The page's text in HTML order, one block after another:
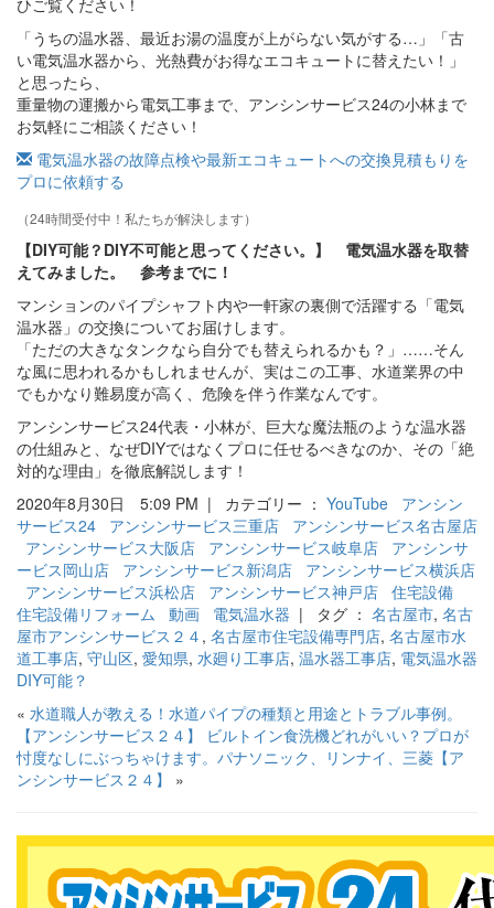
ひご覧ください！
「うちの温水器、最近お湯の温度が上がらない気がする…」「古
い電気温水器から、光熱費がお得なエコキュートに替えたい！」
と思ったら、
重量物の運搬から電気工事まで、アンシンサービス24の小林まで
お気軽にご相談ください！
電気温水器の故障点検や最新エコキュートへの交換見積もりを
プロに依頼する
（24時間受付中！私たちが解決します）
【DIY可能？DIY不可能と思ってください。】 電気温水器を取替
えてみました。 参考までに！
マンションのパイプシャフト内や一軒家の裏側で活躍する「電気
温水器」の交換についてお届けします。
「ただの大きなタンクなら自分でも替えられるかも？」……そん
な風に思われるかもしれませんが、実はこの工事、水道業界の中
でもかなり難易度が高く、危険を伴う作業なんです。
アンシンサービス24代表・小林が、巨大な魔法瓶のような温水器
の仕組みと、なぜDIYではなくプロに任せるべきなのか、その「絶
対的な理由」を徹底解説します！
2020年8月30日 5:09 PM | カテゴリー ： YouTube
アンシン
サービス24
アンシンサービス三重店
アンシンサービス名古屋店
アンシンサービス大阪店
アンシンサービス岐阜店
アンシンサ
ービス岡山店
アンシンサービス新潟店
アンシンサービス横浜店
アンシンサービス浜松店
アンシンサービス神戸店 住宅設備
住宅設備リフォーム
動画 電気温水器 | タグ ： 名古屋市, 名古
屋市アンシンサービス２４ , 名古屋市住宅設備専門店, 名古屋市水
道工事店, 守山区, 愛知県, 水廻り工事店, 温水器工事店, 電気温水器
DIY可能？
« 水道職人が教える！水道パイプの種類と用途とトラブル事例。
【アンシンサービス２４】
ビルトイン食洗機どれがいい？プロが
忖度なしにぶっちゃけます。パナソニック、リンナイ、三菱【ア
ンシンサービス２４】
»